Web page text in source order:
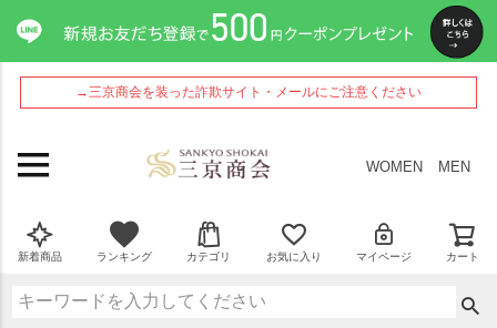
→三京商会を装った詐欺サイト・メールにご注意ください
WOMEN MEN
新着商品 ランキング カテゴリ お気に入り マイページ カート
ペー
ジト
ップ
へ